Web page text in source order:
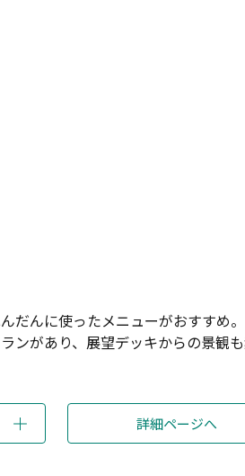
だんに使ったメニューがおすすめ
ンがあり、展望デッキからの景観
詳細ページへ